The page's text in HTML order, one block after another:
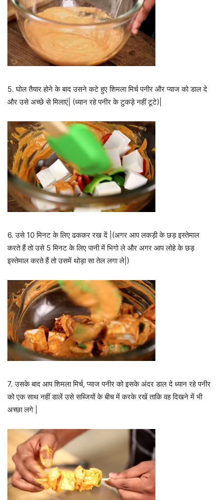
5. घोल तैयार होने के बाद उसने कटे हुए शिमला मिर्च पनीर और प्याज को डाल दे
और उसे अच्छे से मिलाएं| (ध्यान रहे पनीर के टुकड़े नहीं टूटे)|
6. उसे 10 मिनट के लिए ढककर रख दें |(अगर आप लकड़ी के छड़ इस्तेमाल
करते हैं तो उसे 5 मिनट के लिए पानी में भिगो ले और अगर आप लोहे के छड़
इस्तेमाल करते हैं तो उसमें थोड़ा सा तेल लगा ले|)
7. उसके बाद आप शिमला मिर्च, प्याज पनीर को इसके अंदर डाल दे ध्यान रहे पनीर
को एक साथ नहीं डालें उसे सब्जियों के बीच में करके रखें ताकि वह दिखने में भी
अच्छा लगे |